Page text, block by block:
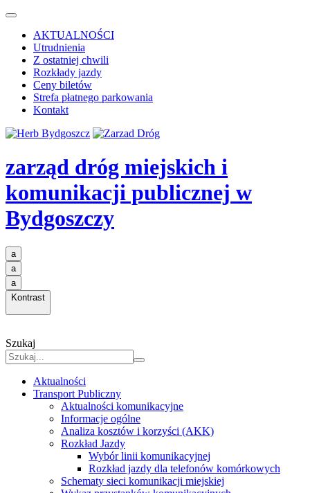
AKTUALNOŚCI
Utrudnienia
Z ostatniej chwili
Rozkłady jazdy
Ceny biletów
Strefa płatnego parkowania
Kontakt
zarząd dróg miejskich i
komunikacji publicznej w
Bydgoszczy
a
a
a
Kontrast
Szukaj
Aktualności
Transport Publiczny
Aktualności komunikacyjne
Informacje ogólne
Analiza kosztów i korzyści (AKK)
Rozkład Jazdy
Wybór linii komunikacyjnej
Rozkład jazdy dla telefonów komórkowych
Schematy sieci komunikacji miejskiej